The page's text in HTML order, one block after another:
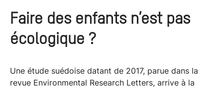
Faire des enfantsn’est pas
écologique ?
Une étude suédoise datant de 2017, parue dans la
revue Environmental Research Letters, arrive à la